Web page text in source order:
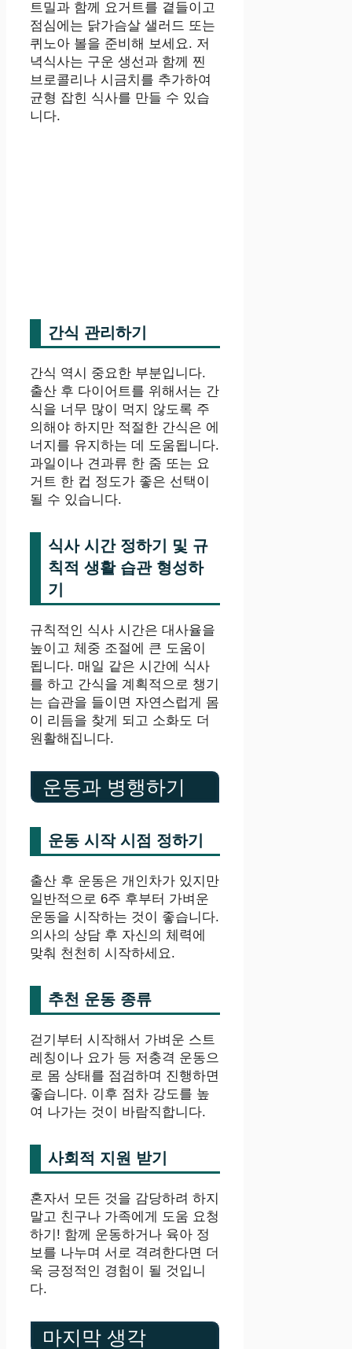
트밀과 함께 요거트를 곁들이고
점심에는 닭가슴살 샐러드 또는
퀴노아 볼을 준비해 보세요. 저
녁식사는 구운 생선과 함께 찐
브로콜리나 시금치를 추가하여
균형 잡힌 식사를 만들 수 있습
니다.
간식 관리하기
간식 역시 중요한 부분입니다.
출산 후 다이어트를 위해서는 간
식을 너무 많이 먹지 않도록 주
의해야 하지만 적절한 간식은 에
너지를 유지하는 데 도움됩니다.
과일이나 견과류 한 줌 또는 요
거트 한 컵 정도가 좋은 선택이
될 수 있습니다.
식사 시간 정하기 및 규
칙적 생활 습관 형성하
기
규칙적인 식사 시간은 대사율을
높이고 체중 조절에 큰 도움이
됩니다. 매일 같은 시간에 식사
를 하고 간식을 계획적으로 챙기
는 습관을 들이면 자연스럽게 몸
이 리듬을 찾게 되고 소화도 더
원활해집니다.
운동과 병행하기
운동 시작 시점 정하기
출산 후 운동은 개인차가 있지만
일반적으로 6주 후부터 가벼운
운동을 시작하는 것이 좋습니다.
의사의 상담 후 자신의 체력에
맞춰 천천히 시작하세요.
추천 운동 종류
걷기부터 시작해서 가벼운 스트
레칭이나 요가 등 저충격 운동으
로 몸 상태를 점검하며 진행하면
좋습니다. 이후 점차 강도를 높
여 나가는 것이 바람직합니다.
사회적 지원 받기
혼자서 모든 것을 감당하려 하지
말고 친구나 가족에게 도움 요청
하기! 함께 운동하거나 육아 정
보를 나누며 서로 격려한다면 더
욱 긍정적인 경험이 될 것입니
다.
마지막 생각